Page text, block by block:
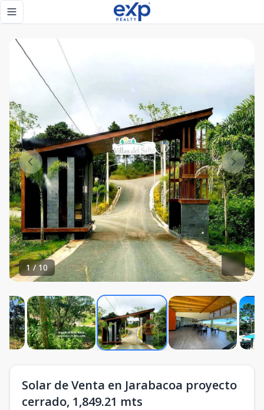
Toggle navigation menu
1/10
Solar de Venta en Jarabacoa proyecto
cerrado, 1,849.21 mts
Solar de Venta en Jarabacoa proyecto cerrado, 1,849.21